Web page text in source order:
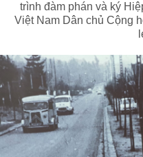
trình đàm phán và ký
Việt Nam Dân chủ Cộng